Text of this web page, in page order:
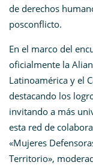
de derechos
posconflicto.
En el marco del
oficialmente la
Latinoamérica y el
destacando los
invitando a más
esta red de
«Mujeres
Territorio»,